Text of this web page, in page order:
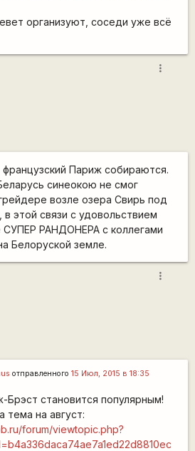
организуют, соседи уже всё
more_vert
Париж собираются.
синеокою не смог
возле озера Свирь под
этой связи с удовольствием
СУПЕР РАНДОНЕРА с коллегами
Белоруской земле.
more_vert
отправленного 15 Июл, 2015 в 18:35
Брэст становится популярным!
на август:
forum/viewtopic.php?